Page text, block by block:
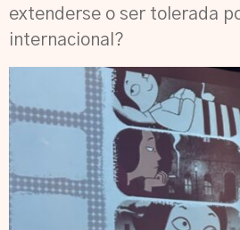
extenderse o ser tolerada
internacional?